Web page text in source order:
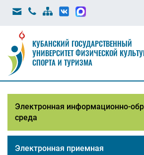
КУБАНСКИЙ ГОСУДАРСТВЕННЫЙ
УНИВЕРСИТЕТ ФИЗИЧЕСКОЙ
СПОРТА И ТУРИЗМА
Электронная информационно-
среда
Электронная приемная